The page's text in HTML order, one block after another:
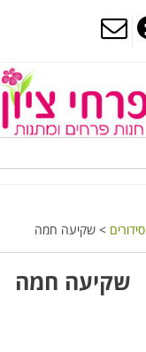
סידורים > שקיעה חמה
שקיעה חמה